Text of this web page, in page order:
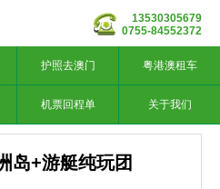
13530305679
0755-84552372
护照去澳门 粤港澳租车
机票回程单 关于我们
岛+游艇纯玩团